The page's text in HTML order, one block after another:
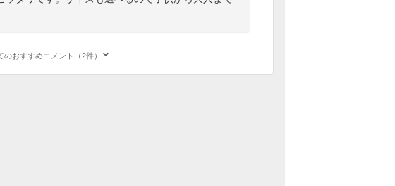
のおすすめコメント（2件）